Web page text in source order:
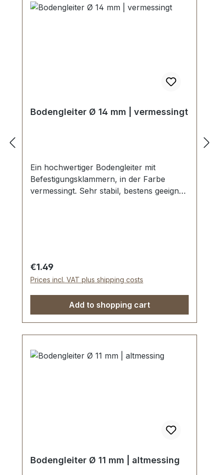
Bodengleiter Ø 14 mm | vermessingt
Ein hochwertiger Bodengleiter mit
Befestigungsklammern, in der Farbe
vermessingt. Sehr stabil, bestens geeignet
Regular price:
€1.49
Prices incl. VAT plus shipping costs
Add to shopping cart
Bodengleiter Ø 11 mm | altmessing